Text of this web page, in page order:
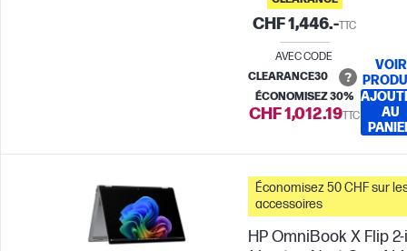
CHF 1,446.-TTC
AVEC CODE
CLEARANCE30
ÉCONOMISEZ 30%
CHF 1,012.19TTC
VOIR
AU
Économisez 50 CHF sur
accessoires
HP OmniBook X Flip